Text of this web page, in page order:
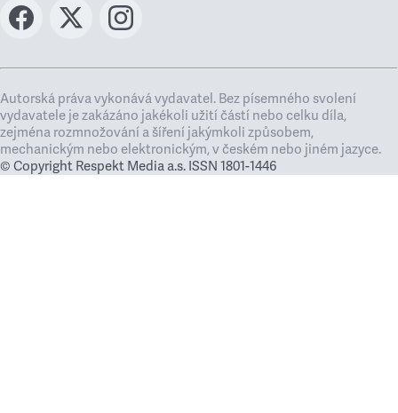
Autorská práva vykonává vydavatel. Bez písemného svolení
vydavatele je zakázáno jakékoli užití částí nebo celku díla,
zejména rozmnožování a šíření jakýmkoli způsobem,
mechanickým nebo elektronickým, v českém nebo jiném jazyce.
© Copyright Respekt Media a.s. ISSN 1801-1446